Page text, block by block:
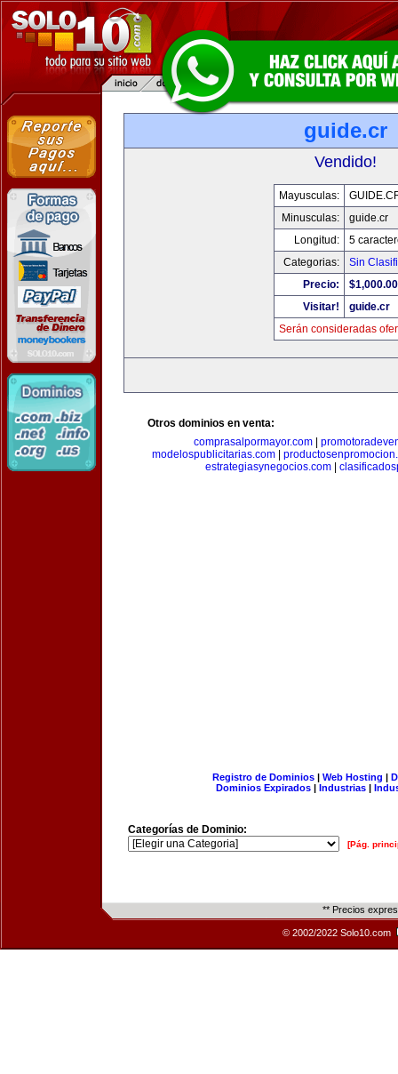
guide.cr
Vendido!
Mayusculas:
Minusculas:
guide.cr
Longitud:
5
Categorias:
Sin
Precio:
$1,000.00
Visitar!
guide.cr
Serán consideradas
Otros dominios en venta:
comprasalpormayor.com|
modelospublicitarias.com
estrategiasynegocios.com
Registro de Dominios| Web Hosting |
Dominios Expirados | Industrias |
Categorías de Dominio:
[Pág.
** Precios
© 2002/2022 Solo10.com